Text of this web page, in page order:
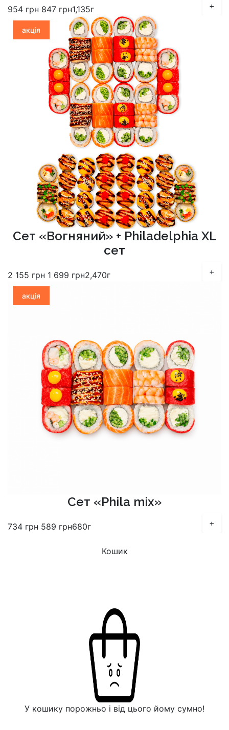
954 грн 847 грн1,135г +
акція
Сет «Вогняний» + Philadelphia XL
сет
2 155 грн 1 699 грн2,470г +
акція
Сет «Phila mix»
734 грн 589 грн680г +
Кошик
У кошику порожньо і від цього йому сумно!